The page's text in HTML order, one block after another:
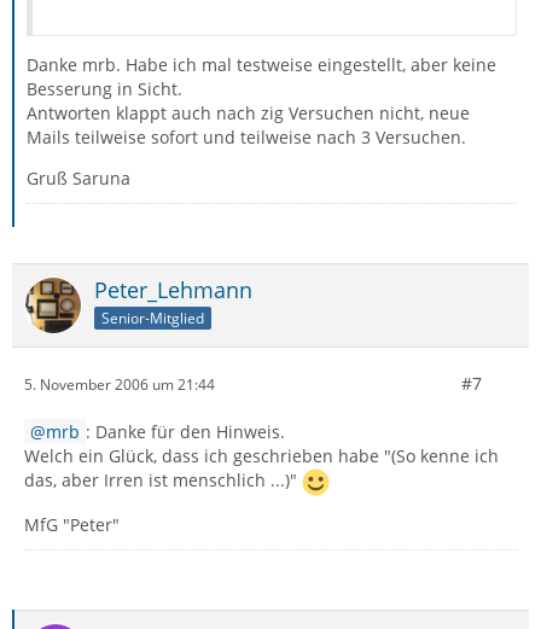
Danke mrb. Habe ich mal testweise eingestellt, aber keine
Besserung in Sicht.
Antworten klappt auch nach zig Versuchen nicht, neue
Mails teilweise sofort und teilweise nach 3 Versuchen.
Gruß Saruna
Peter_Lehmann
Senior-Mitglied
5. November 2006 um 21:44 #7
mrb : Danke für den Hinweis.
Welch ein Glück, dass ich geschrieben habe "(So kenne ich
das, aber Irren ist menschlich ...)"
MfG "Peter"